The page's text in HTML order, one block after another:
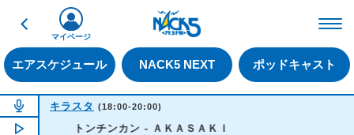
戻る
エアスケジュール NACK5 NEXT ポッドキャスト
マイページ
NOW ON AIR
キラスタ (18:00-20:00)
NOW PLAYING18:50
トンチンカン - ＡＫＡＳＡＫＩ